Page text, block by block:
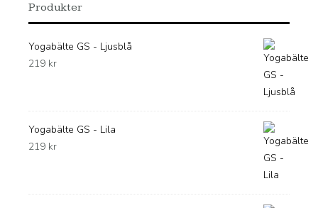
Produkter
Yogabälte GS - Ljusblå
219 kr
Yogabälte GS - Lila
219 kr